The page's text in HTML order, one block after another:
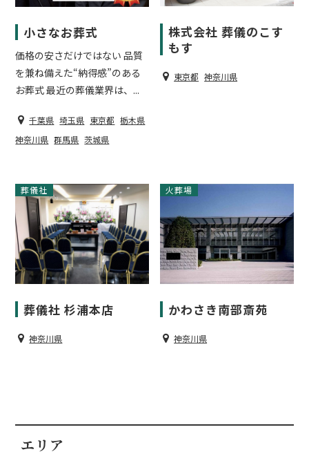
小さなお葬式
価格の安さだけではない 品質
を兼ね備えた“納得感”のある
お葬式 最近の葬儀業界は、...
千葉県 埼玉県 東京都 栃木県
神奈川県 群馬県 茨城県
株式会社 葬儀のこす
もす
東京都 神奈川県
葬儀社
葬儀社 杉浦本店
神奈川県
葬儀場
火葬場
かわさき南部斎苑
神奈川県
エリア